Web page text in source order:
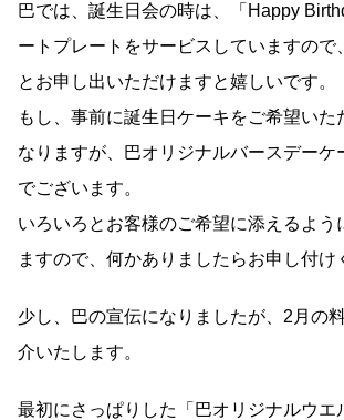
巴では、誕生日会の時は、「Happy
ートプレートをサービスしていますので
とお申し出いただけますと嬉しいです。
もし、事前に誕生日ケーキをご希望いた
なりますが、巴オリジナルバースデーケ
でございます。
いろいろとお客様のご希望に添えるよう
ますので、何かありましたらお申し付け
少し、巴の宣伝になりましたが、2月の
介いたします。
最初にさっぱりした「巴オリジナルウエ